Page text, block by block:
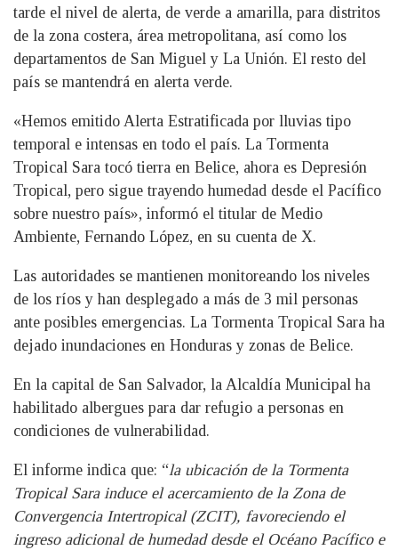
tarde el nivel de alerta, de verde a amarilla, para distritos
de la zona costera, área metropolitana, así como los
departamentos de San Miguel y La Unión. El resto del
país se mantendrá en alerta verde.
«Hemos emitido Alerta Estratificada por lluvias tipo
temporal e intensas en todo el país. La Tormenta
Tropical Sara tocó tierra en Belice, ahora es Depresión
Tropical, pero sigue trayendo humedad desde el Pacífico
sobre nuestro país», informó el titular de Medio
Ambiente, Fernando López, en su cuenta de X.
Las autoridades se mantienen monitoreando los niveles
de los ríos y han desplegado a más de 3 mil personas
ante posibles emergencias. La Tormenta Tropical Sara ha
dejado inundaciones en Honduras y zonas de Belice.
En la capital de San Salvador, la Alcaldía Municipal ha
habilitado albergues para dar refugio a personas en
condiciones de vulnerabilidad.
El informe indica que: “la ubicación de la Tormenta
Tropical Sara induce el acercamiento de la Zona de
Convergencia Intertropical (ZCIT), favoreciendo el
ingreso adicional de humedad desde el Océano Pacífico e